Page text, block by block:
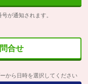
が通知されます。
合せ
から日時を選択してください